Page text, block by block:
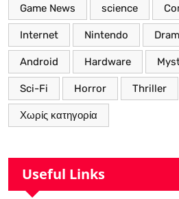
Game News science
Internet Nintendo
Android Hardware
Sci-Fi Horror Thriller
Χωρίς κατηγορία
Useful Links